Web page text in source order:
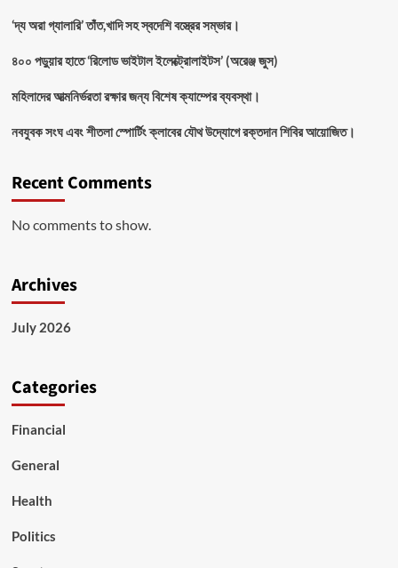
‘দ্য অরা গ্যালারি’ তাঁত,খাদি সহ স্বদেশি বস্ত্রের সম্ভার।
৪০০ পড়ুয়ার হাতে ‘রিলোড ভাইটাল ইলেক্ট্রোলাইটস’ (অরেঞ্জ জুস)
মহিলাদের আত্মনির্ভরতা রক্ষার জন্য বিশেষ ক্যাম্পের ব্যবস্থা।
নবযুবক সংঘ এবং শীতলা স্পোর্টিং ক্লাবের যৌথ উদ্যোগে রক্তদান শিবির আয়োজিত।
Recent Comments
No comments to show.
Archives
July 2026
Categories
Financial
General
Health
Politics